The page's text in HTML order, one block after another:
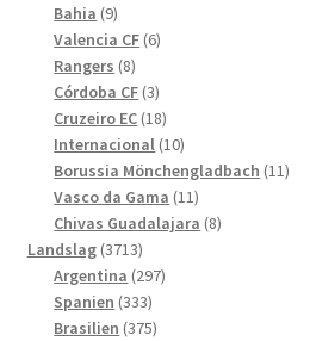
Bahia 99
produkter
Valencia CF 66
Rangers 88
produkter
Córdoba CF 33
produkter
Cruzeiro EC 1818
produkter
Internacional 1010
produkter
Borussia Mönchengladbach 1111
Vasco da Gama 1111
produkter
Chivas Guadalajara 88
Landslag 37133713
produkter
Argentina 297297
Spanien 333333
produkter
Brasilien 375375